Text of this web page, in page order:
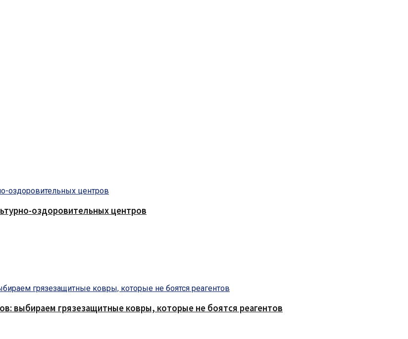
оздоровительных центров
выбираем грязезащитные ковры, которые не боятся реагентов